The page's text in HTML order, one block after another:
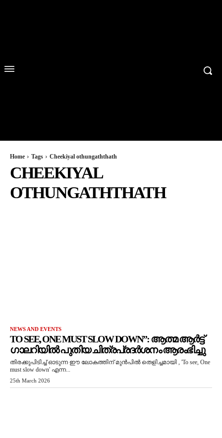
Home Tags Cheekiyal othungaththath
CHEEKIYAL
OTHUNGATHTHATH
NEWS AND EVENTS
TO SEE, ONE MUST SLOW DOWN”: ആത്മ ആർട്ട്
ഗാലറിയിൽ പുതിയ ചിത്രപ്രദർശനം ആരംഭിച്ചു
തിരക്കുപിടിച്ച് ഓടുന്ന ഈ ലോകത്തിന് മുൻപിൽ തെളിച്ചമായി , 'To see, One
must slow down' എന്ന...
25th March 2026